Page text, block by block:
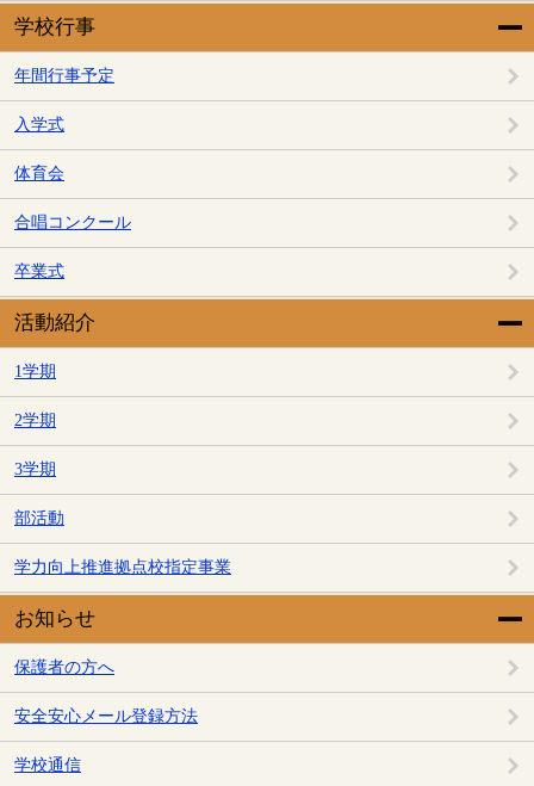
学校行事
年間行事予定
入学式
体育会
合唱コンクール
卒業式
活動紹介
1学期
2学期
3学期
部活動
学力向上推進拠点校指定事業
お知らせ
保護者の方へ
安全安心メール登録方法
学校通信